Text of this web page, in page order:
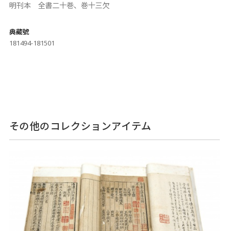
明刊本 全書二十巻、巻十三欠
典藏號
181494-181501
その他のコレクションアイテム